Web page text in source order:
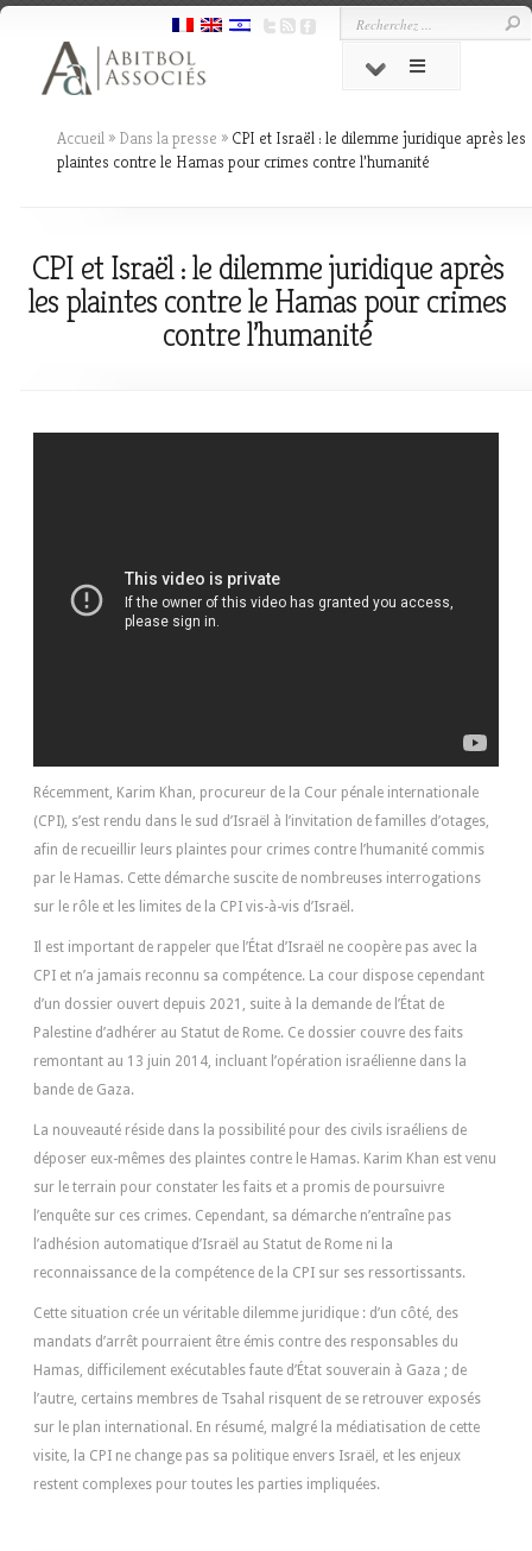
Accueil » Dans la presse » CPI et Israël : le dilemme juridique après les
plaintes contre le Hamas pour crimes contre l’humanité
CPI et Israël : le dilemme juridique après
les plaintes contre le Hamas pour crimes
contre l’humanité
Récemment, Karim Khan, procureur de la Cour pénale internationale
(CPI), s’est rendu dans le sud d’Israël à l’invitation de familles d’otages,
afin de recueillir leurs plaintes pour crimes contre l’humanité commis
par le Hamas. Cette démarche suscite de nombreuses interrogations
sur le rôle et les limites de la CPI vis-à-vis d’Israël.
Il est important de rappeler que l’État d’Israël ne coopère pas avec la
CPI et n’a jamais reconnu sa compétence. La cour dispose cependant
d’un dossier ouvert depuis 2021, suite à la demande de l’État de
Palestine d’adhérer au Statut de Rome. Ce dossier couvre des faits
remontant au 13 juin 2014, incluant l’opération israélienne dans la
bande de Gaza.
La nouveauté réside dans la possibilité pour des civils israéliens de
déposer eux-mêmes des plaintes contre le Hamas. Karim Khan est venu
sur le terrain pour constater les faits et a promis de poursuivre
l’enquête sur ces crimes. Cependant, sa démarche n’entraîne pas
l’adhésion automatique d’Israël au Statut de Rome ni la
reconnaissance de la compétence de la CPI sur ses ressortissants.
Cette situation crée un véritable dilemme juridique : d’un côté, des
mandats d’arrêt pourraient être émis contre des responsables du
Hamas, difficilement exécutables faute d’État souverain à Gaza ; de
l’autre, certains membres de Tsahal risquent de se retrouver exposés
sur le plan international. En résumé, malgré la médiatisation de cette
visite, la CPI ne change pas sa politique envers Israël, et les enjeux
restent complexes pour toutes les parties impliquées.